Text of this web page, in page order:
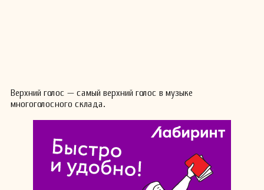
Верхний голос — самый верхний голос в музыке
многоголосного склада.